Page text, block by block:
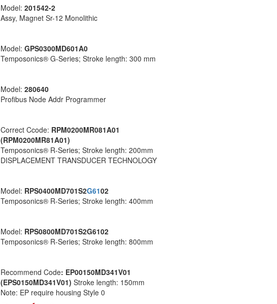
Model: 201542-2
Assy, Magnet Sr-12 Monolithic
Model: GPS0300MD601A0
Temposonics® G-Series; Stroke length: 300 mm
Model: 280640
Profibus Node Addr Programmer
Correct Ccode: RPM0200MR081A01
(RPM0200MR81A01)
Temposonics® R-Series; Stroke length: 200mm
DISPLACEMENT TRANSDUCER TECHNOLOGY
Model: RPS0400MD701S2G6102
Temposonics® R-Series; Stroke length: 400mm
Model: RPS0800MD701S2G6102
Temposonics® R-Series; Stroke length: 800mm
Recommend Code: EP00150MD341V01
(EPS0150MD341V01) Stroke length: 150mm
Note: EP require housing Style 0